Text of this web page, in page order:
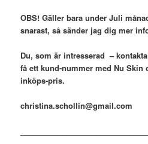
OBS! Gäller bara under Juli
snarast, så sänder jag dig mer
Du, som är intresserad –
få ett kund-nummer med Nu
inköps-pris.
christina.schollin@gmail.com